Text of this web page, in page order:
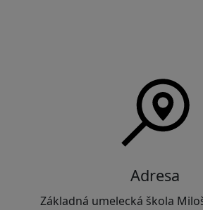
Adresa
Základná umelecká škola